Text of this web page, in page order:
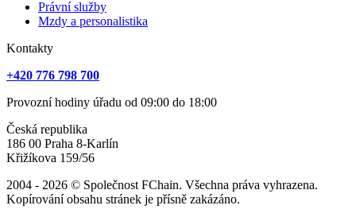
Právní služby
Mzdy a personalistika
Kontakty
+420 776 798 700
Provozní hodiny úřadu od 09:00 do 18:00
Česká republika
186 00 Praha 8-Karlín
Křižíkova 159/56
2004 - 2026 © Společnost FChain. Všechna práva vyhrazena.
Kopírování obsahu stránek je přísně zakázáno.